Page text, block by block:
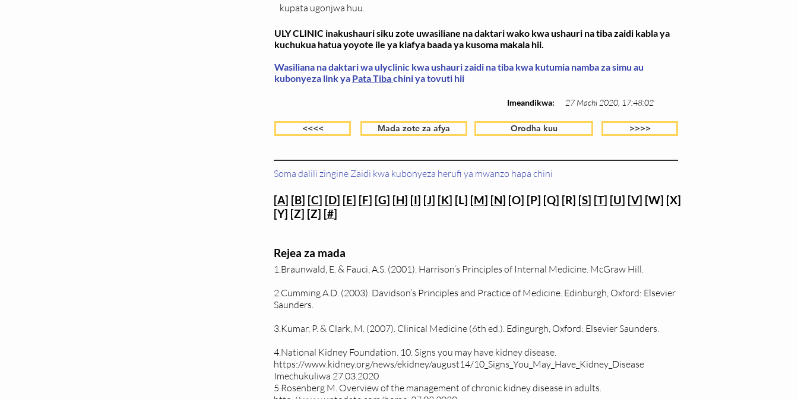
kupata ugonjwa huu.
ULY CLINIC inakushauri siku zote uwasiliane na daktari wako kwa ushauri na tiba zaidi kabla ya
kuchukua hatua yoyote ile ya kiafya baada ya kusoma makala hii.
Wasiliana na daktari wa ulyclinic kwa ushauri zaidi na tiba kwa kutumia namba za simu au
kubonyeza link ya Pata Tibachini ya tovuti hii
Imeandikwa: 27 Machi 2020, 17:48:02
<<<< Mada zote za afya Orodha kuu >>>>
Soma dalili zingine Zaidi kwa kubonyeza herufi ya mwanzo hapa chini
[A] [B] [C] [D] [E] [F] [G] [H] [I] [J] [K] [L] [M] [N] [O] [P] [Q] [R] [S] [T] [U] [V] [W] [X]
[Y] [Z] [Z] [#]
Rejea za mada
1.Braunwald, E. & Fauci, A.S. (2001). Harrison’s Principles of Internal Medicine. McGraw Hill.
2.Cumming A.D. (2003). Davidson’s Principles and Practice of Medicine. Edinburgh, Oxford: Elsevier
Saunders.
3.Kumar, P. & Clark, M. (2007). Clinical Medicine (6th ed.). Edingurgh, Oxford: Elsevier Saunders.
4.National Kidney Foundation. 10. Signs you may have kidney disease.
https://www.kidney.org/news/ekidney/august14/10_Signs_You_May_Have_Kidney_Disease
Imechukuliwa 27.03.2020
5.Rosenberg M. Overview of the management of chronic kidney disease in adults.